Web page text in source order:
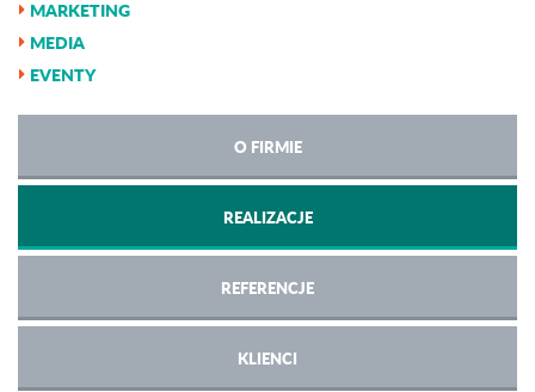
MARKETING
MEDIA
EVENTY
O FIRMIE
REALIZACJE
REFERENCJE
KLIENCI